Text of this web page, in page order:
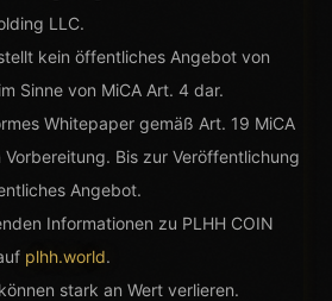
LLC.
kein öffentliches Angebot von
Sinne von MiCA Art. 4 dar.
Whitepaper gemäß Art. 19 MiCA
Bis zur Veröffentlichung
Angebot.
Informationen zu PLHH COIN
plhh.world.
stark an Wert verlieren.